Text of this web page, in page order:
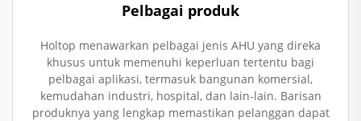
Pelbagai produk
Holtop menawarkan pelbagai jenis AHU yang direka
khusus untuk memenuhi keperluan tertentu bagi
pelbagai aplikasi, termasuk bangunan komersial,
kemudahan industri, hospital, dan lain-lain. Barisan
produknya yang lengkap memastikan pelanggan dapat